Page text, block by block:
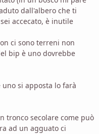
dall'albero che ti
accecato, è inutile
ci sono terreni non
bip è uno dovrebbe
si apposta lo farà
tronco secolare come può
ad un agguato ci